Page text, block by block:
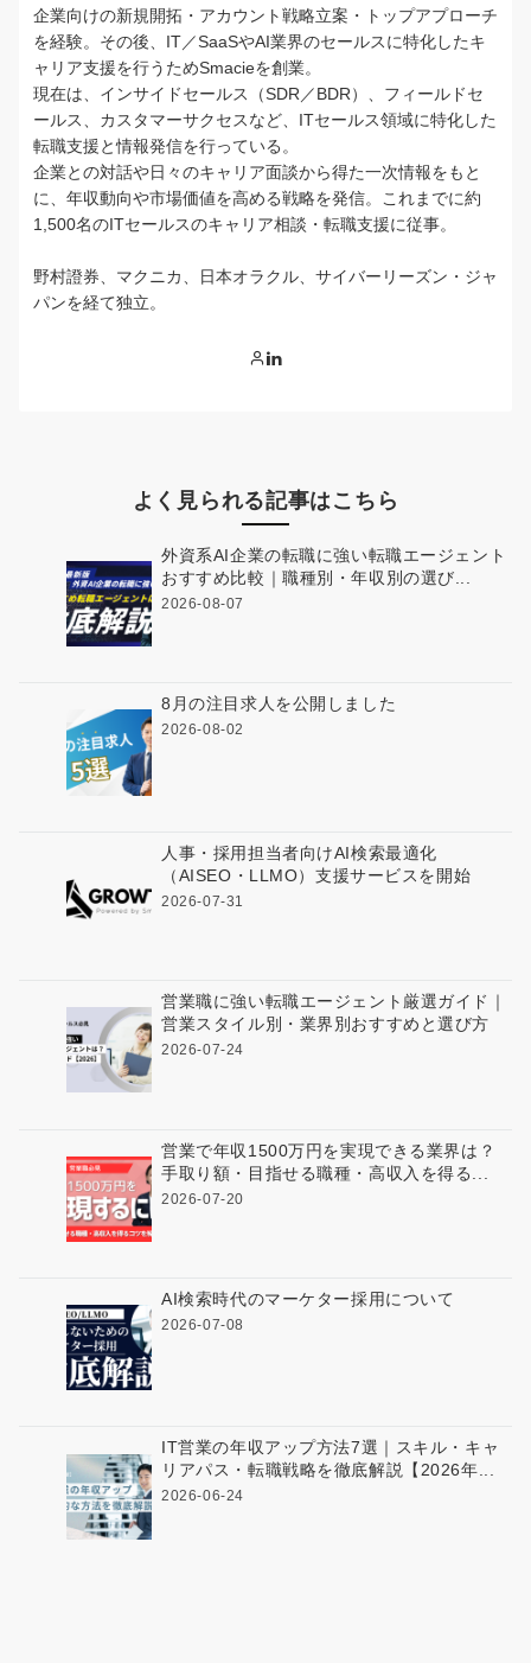
企業向けの新規開拓・アカウント戦略立案・トップアプローチ
を経験。その後、IT／SaaSやAI業界のセールスに特化したキ
ャリア支援を行うためSmacieを創業。
現在は、インサイドセールス（SDR／BDR）、フィールドセ
ールス、カスタマーサクセスなど、ITセールス領域に特化した
転職支援と情報発信を行っている。
企業との対話や日々のキャリア面談から得た一次情報をもと
に、年収動向や市場価値を高める戦略を発信。これまでに約
1,500名のITセールスのキャリア相談・転職支援に従事。
野村證券、マクニカ、日本オラクル、サイバーリーズン・ジャ
パンを経て独立。
よく見られる記事はこちら
外資系AI企業の転職に強い転職エージェント
おすすめ比較｜職種別・年収別の選び...
2026-08-07
8月の注目求人を公開しました
2026-08-02
人事・採用担当者向けAI検索最適化
（AISEO・LLMO）支援サービスを開始
2026-07-31
営業職に強い転職エージェント厳選ガイド｜
営業スタイル別・業界別おすすめと選び方
2026-07-24
営業で年収1500万円を実現できる業界は？
手取り額・目指せる職種・高収入を得る...
2026-07-20
AI検索時代のマーケター採用について
2026-07-08
IT営業の年収アップ方法7選｜スキル・キャ
リアパス・転職戦略を徹底解説【2026年...
2026-06-24